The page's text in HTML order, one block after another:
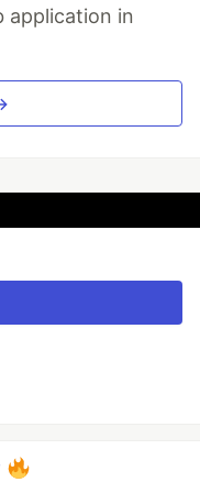
application in